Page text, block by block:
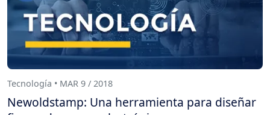
Tecnología • MAR 9 / 2018
Newoldstamp: Una herramienta para diseñar